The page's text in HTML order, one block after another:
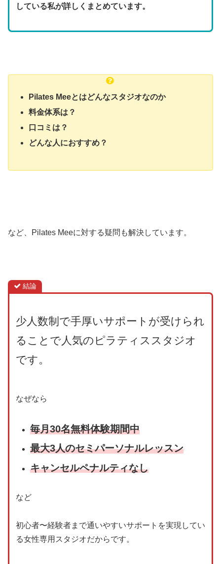
している私が詳しくまとめています。
Pilates Meeとはどんなスタジオなのか
料金体系は？
口コミは？
どんな人におすすめ？
など、Pilates Meeに対する疑問も解決しています。
結論
少人数制で手厚いサポートが受けられ
ることで人気のピラティススタジオ
です。
なぜなら
毎月30名無料体験期間中
最大3人のセミパーソナルレッスン
キャンセルペナルティなし
など
初心者〜経験者まで通いやすいサポートを実現してい
る女性専用スタジオだからです。